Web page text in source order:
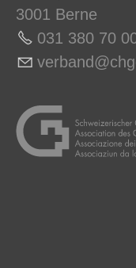
3001 Berne
031 380 70 0
v rb nd chg